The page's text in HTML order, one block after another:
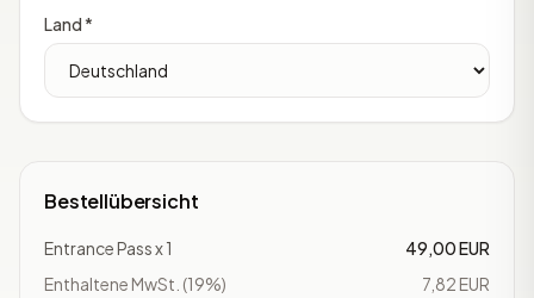
Land *
Bestellübersicht
Entrance Pass x 1
49,00 EUR
Enthaltene MwSt. (19%)
7,82 EUR